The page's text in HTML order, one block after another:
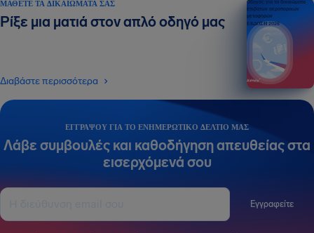
ΕΓΓΡΆΨΟΥ ΓΙΑ ΤΟ ΕΝΗΜΕΡΩΤΙΚΌ ΔΕΛΤΊΟ ΜΑΣ
Λάβε συμβουλές και καθοδήγηση απευθείας στα
εισερχόμενά σου
Εγγραφείτε
ΜΆΘΕΤΕ ΤΑ ΔΙΚΑΙΏΜΑΤΆ ΣΑΣ
Ρίξε μια ματιά στον απλό οδηγό μας
Διαβάστε περισσότερα
Οδηγός για τα δικαιώματα
επιβατών αεροπορικών
μεταφορών
ΕΚΔΟΣΗ 2026